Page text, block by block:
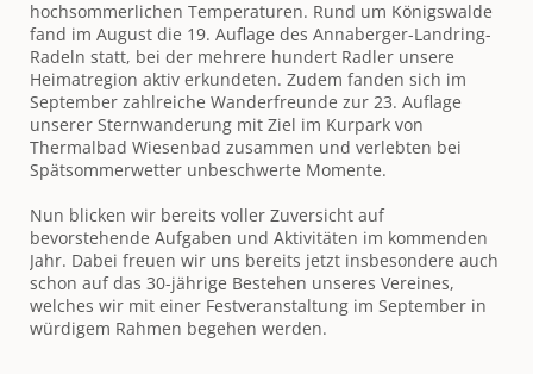
hochsommerlichen Temperaturen. Rund um Königswalde
fand im August die 19. Auflage des Annaberger-Landring-
Radeln statt, bei der mehrere hundert Radler unsere
Heimatregion aktiv erkundeten. Zudem fanden sich im
September zahlreiche Wanderfreunde zur 23. Auflage
unserer Sternwanderung mit Ziel im Kurpark von
Thermalbad Wiesenbad zusammen und verlebten bei
Spätsommerwetter unbeschwerte Momente.
Nun blicken wir bereits voller Zuversicht auf
bevorstehende Aufgaben und Aktivitäten im kommenden
Jahr. Dabei freuen wir uns bereits jetzt insbesondere auch
schon auf das 30-jährige Bestehen unseres Vereines,
welches wir mit einer Festveranstaltung im September in
würdigem Rahmen begehen werden.